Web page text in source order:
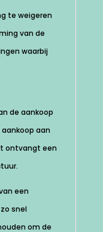
te weigeren
van de
waarbij
de aankoop
aan
ontvangt een
een
snel
om de